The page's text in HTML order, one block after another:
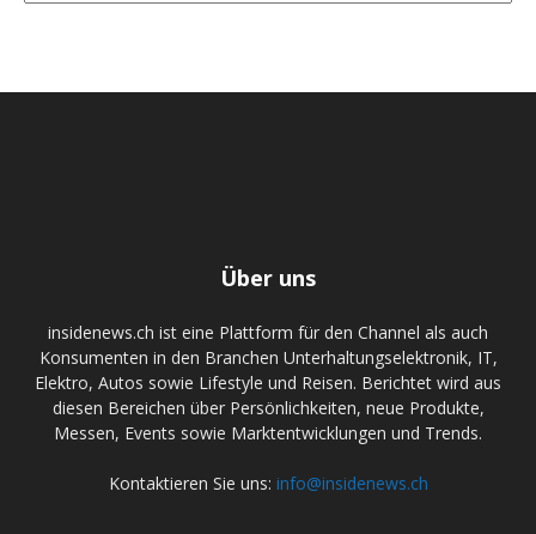
Über uns
insidenews.ch ist eine Plattform für den Channel als auch
Konsumenten in den Branchen Unterhaltungselektronik, IT,
Elektro, Autos sowie Lifestyle und Reisen. Berichtet wird aus
diesen Bereichen über Persönlichkeiten, neue Produkte,
Messen, Events sowie Marktentwicklungen und Trends.
Kontaktieren Sie uns: info@insidenews.ch